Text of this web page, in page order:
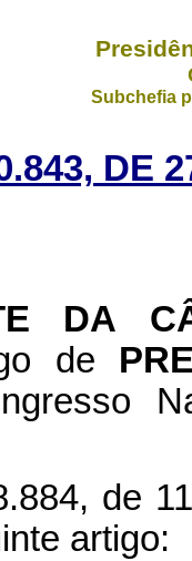
Subchefia
DE
DA
de
de
artigo: